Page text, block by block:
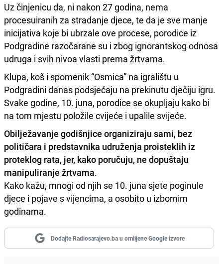
Uz činjenicu da, ni nakon 27 godina, nema
procesuiranih za stradanje djece, te da je sve manje
inicijativa koje bi ubrzale ove procese, porodice iz
Podgradine razočarane su i zbog ignorantskog odnosa
udruga i svih nivoa vlasti prema žrtvama.
Klupa, koš i spomenik “Osmica” na igralištu u
Podgradini danas podsjećaju na prekinutu dječiju igru.
Svake godine, 10. juna, porodice se okupljaju kako bi
na tom mjestu položile cvijeće i upalile svijeće.
Obilježavanje godišnjice organiziraju sami, bez
političara i predstavnika udruženja proisteklih iz
proteklog rata, jer, kako poručuju, ne dopuštaju
manipuliranje žrtvama.
Kako kažu, mnogi od njih se 10. juna sjete poginule
djece i pojave s vijencima, a osobito u izbornim
godinama.
Dodajte Radiosarajevo.ba u omiljene Google izvore